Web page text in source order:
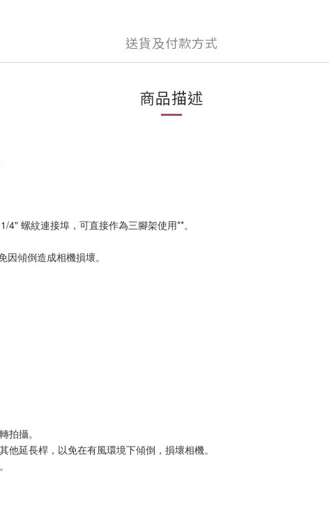
送貨及付款方式
商品描述
螺紋連接埠，可直接作為三腳架使用**。
傾倒造成相機損壞。
拍攝。
延長桿，以免在有風環境下傾倒，損壞相機。